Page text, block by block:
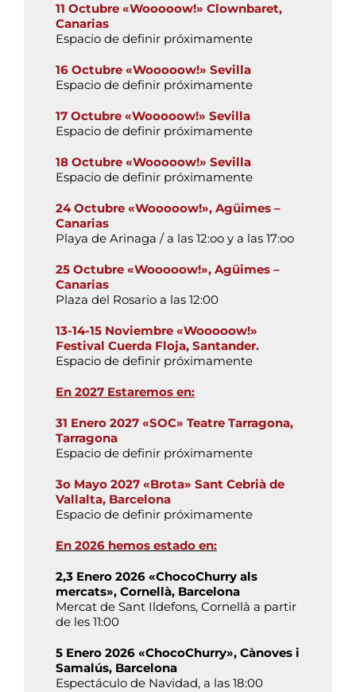
11 Octubre «Wooooow!» Clownbaret,
Canarias
Espacio de definir próximamente
16 Octubre «Wooooow!» Sevilla
Espacio de definir próximamente
17 Octubre «Wooooow!» Sevilla
Espacio de definir próximamente
18 Octubre «Wooooow!» Sevilla
Espacio de definir próximamente
24 Octubre «Wooooow!», Agüimes –
Canarias
Playa de Arinaga / a las 12:oo y a las 17:oo
25 Octubre «Wooooow!», Agüimes –
Canarias
Plaza del Rosario a las 12:00
13-14-15 Noviembre «Wooooow!»
Festival Cuerda Floja, Santander.
Espacio de definir próximamente
En 2027 Estaremos en:
31 Enero 2027 «SOC» Teatre Tarragona,
Tarragona
Espacio de definir próximamente
3o Mayo 2027 «Brota» Sant Cebrià de
Vallalta, Barcelona
Espacio de definir próximamente
En 2026 hemos estado en:
2,3 Enero 2026 «ChocoChurry als
mercats», Cornellà, Barcelona
Mercat de Sant Ildefons, Cornellà a partir
de les 11:00
5 Enero 2026 «ChocoChurry», Cànoves i
Samalús, Barcelona
Espectáculo de Navidad, a las 18:00